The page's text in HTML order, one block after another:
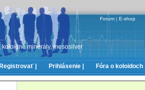
minerály, mesosilver
Forum | E-shop
Registrovať | Prihlásenie | Fóra o koloidoch